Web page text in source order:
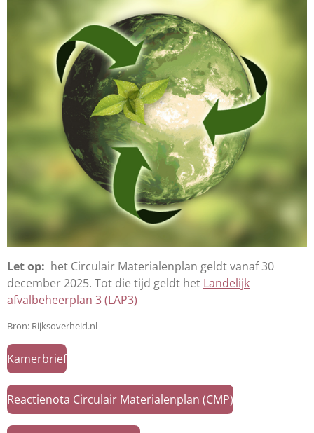
Let op: het Circulair Materialenplan geldt vanaf 30
december 2025. Tot die tijd geldt het Landelijk
afvalbeheerplan 3 (LAP3)
Bron: Rijksoverheid.nl
Kamerbrief
Reactienota Circulair Materialenplan (CMP)